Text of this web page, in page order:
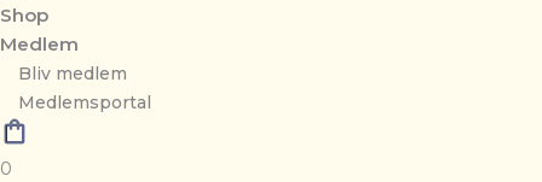
Shop
Medlem
Bliv medlem
Medlemsportal
0